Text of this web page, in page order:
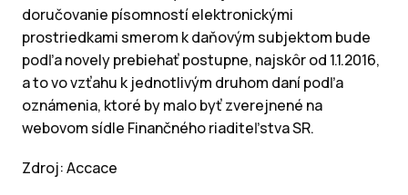
doručovanie písomností elektronickými
prostriedkami smerom k daňovým subjektom bude
podľa novely prebiehať postupne, najskôr od 1.1.2016,
a to vo vzťahu k jednotlivým druhom daní podľa
oznámenia, ktoré by malo byť zverejnené na
webovom sídle Finančného riaditeľstva SR.
Zdroj: Accace